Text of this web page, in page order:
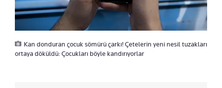
Kan donduran çocuk sömürü çarkı! Çetelerin yeni nesil tuzakları
ortaya döküldü: Çocukları böyle kandırıyorlar